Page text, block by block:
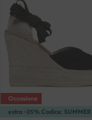
extra -35% Codice: SUMMER
Occasione